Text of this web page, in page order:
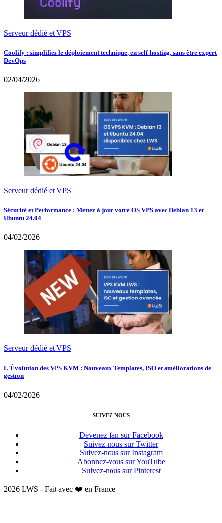
Serveur dédié et VPS
Coolify : simplifiez le déploiement technique, en self-hosting, sans être expert
DevOps
02/04/2026
Serveur dédié et VPS
Sécurité et Performance : Mettez à jour votre OS VPS avec Debian 13 et
Ubuntu 24.04
04/02/2026
Serveur dédié et VPS
L'Évolution des VPS KVM : Nouveaux Templates, ISO et améliorations de
gestion
04/02/2026
SUIVEZ-NOUS
Devenez fan sur Facebook
Suivez-nous sur Twitter
Suivez-nous sur Instagram
Abonnez-vous sur YouTube
Suivez-nous sur Pinterest
2026 LWS - Fait avec ❤️ en France